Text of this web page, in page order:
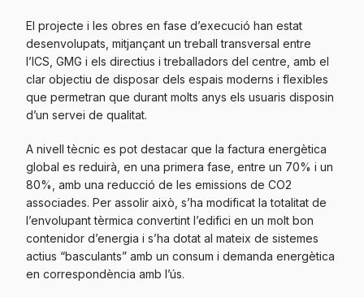
El projecte i les obres en fase d’execució han estat
desenvolupats, mitjançant un treball transversal entre
l’ICS, GMG i els directius i treballadors del centre, amb el
clar objectiu de disposar dels espais moderns i flexibles
que permetran que durant molts anys els usuaris disposin
d’un servei de qualitat.
A nivell tècnic es pot destacar que la factura energètica
global es reduirà, en una primera fase, entre un 70% i un
80%, amb una reducció de les emissions de CO2
associades. Per assolir això, s’ha modificat la totalitat de
l’envolupant tèrmica convertint l’edifici en un molt bon
contenidor d’energia i s’ha dotat al mateix de sistemes
actius “basculants” amb un consum i demanda energètica
en correspondència amb l’ús.